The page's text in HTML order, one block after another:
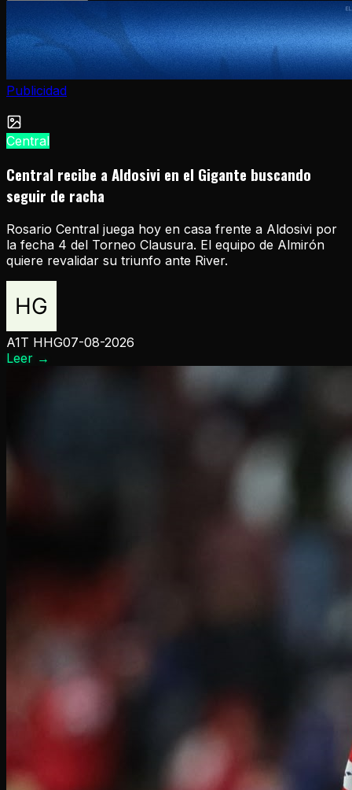
Publicidad
Central
Central recibe a Aldosivi en el Gigante buscando
seguir de racha
Rosario Central juega hoy en casa frente a Aldosivi por
la fecha 4 del Torneo Clausura. El equipo de Almirón
quiere revalidar su triunfo ante River.
A1T HHG07-08-2026
Leer →